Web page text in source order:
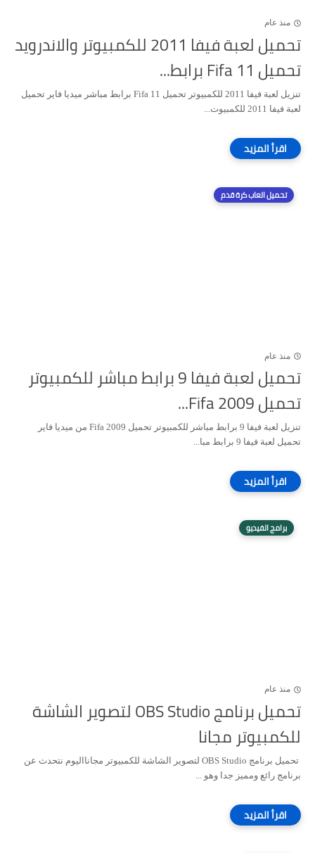
منذ عام
تحميل لعبة فيفا 2011 للكمبيوتر والاندرويد
تحميل Fifa 11 برابط...
تنزيل لعبة فيفا 2011 للكمبيوتر تحميل Fifa 11 برابط مباشر ميديا فاير تحميل
لعبة فيفا 2011 للكمبيوت...
تحميل العاب كرة قدم
منذ عام
تحميل لعبة فيفا 9 برابط مباشر للكمبيوتر
تحميل Fifa 2009...
تنزيل لعبة فيفا 9 برابط مباشر للكمبيوتر تحميل Fifa 2009 من ميديا فاير
تحميل لعبة فيفا 9 برابط مبا...
برامج الفيديو
منذ عام
تحميل برنامج OBS Studio لتصوير الشاشة
للكمبيوتر مجانا
تحميل برنامج OBS Studio لتصوير الشاشة للكمبيوتر مجانااليوم نتحدث عن
برنامج رائع ومميز جدا وهو ...